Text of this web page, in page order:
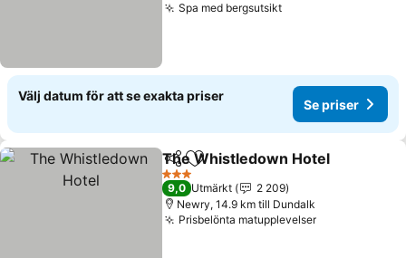
Spa med bergsutsiktSe priser
Välj datum för att se exakta priser
Se priser
Dela Lägg till i Mina Favoriter
The Whistledown Hotel
3 Stjärnor
9,0 Utmärkt
2 209
Newry, 14.9 km till Dundalk
Prisbelönta matupplevelserSe priser